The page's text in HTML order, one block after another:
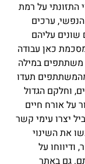
התזונתי על רמת
ערכים
שונים עליהם
כאן עבודה
של מעל שנה עם כ- 150 משתתפים במילה
מצויין! מעל 90% מהמשתתפים תעדו
וחלקם הגדול
על אורח חיים
יצרו עימי קשר
את השינוי
ודיווחו על
גם באתר